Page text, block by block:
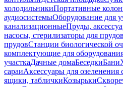
холодильникиПортативные
аудиосистемыОборудование для
канализационныеПруды,
насосы, стерилизаторы для прудов
прудовСтанции биологической
комплектующие для
участкаДачные домаБеседкиБани
сараиАксессуары для озеленения
ящики, табличкиКозырьки